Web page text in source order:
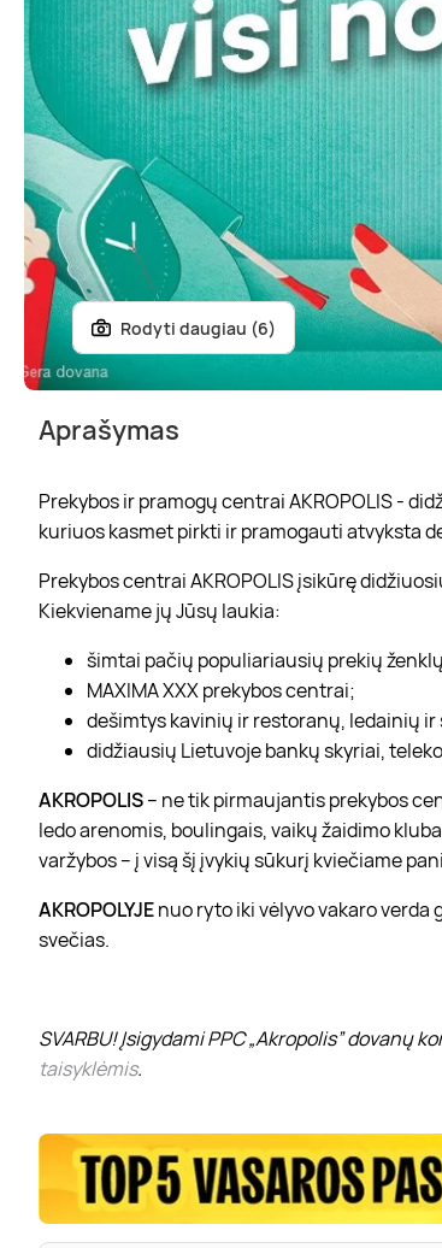
Rodyti daugiau (6)
Aprašymas
Prekybos ir pramogų centrai AKROPOLIS -
kuriuos kasmet pirkti ir pramogauti atvyksta
Prekybos centrai AKROPOLIS įsikūrę
Kiekviename jų Jūsų laukia:
šimtai pačių populiariausių prekių
MAXIMA XXX prekybos centrai;
dešimtys kavinių ir restoranų, ledainių
didžiausių Lietuvoje bankų skyriai,
AKROPOLIS– ne tik pirmaujantis prekybos
ledo arenomis, boulingais, vaikų žaidimo
varžybos – į visą šį įvykių sūkurį kviečiame
AKROPOLYJEnuo ryto iki vėlyvo vakaro
svečias.
SVARBU! Įsigydami PPC „Akropolis”
taisyklėmis.